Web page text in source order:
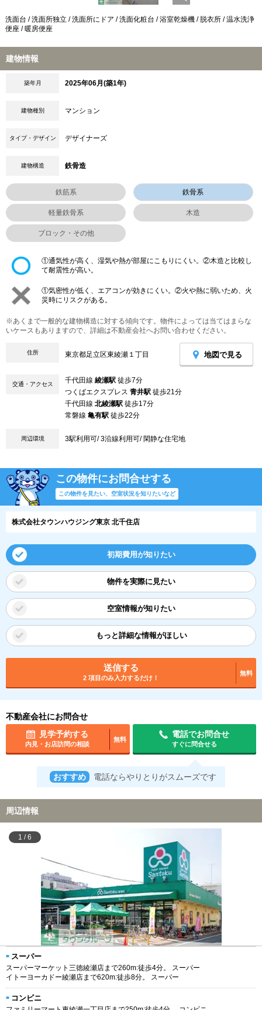
洗面台 / 洗面所独立 / 洗面所にドア / 洗面化粧台 / 浴室乾燥機 / 脱衣所 / 温水洗浄
便座 / 暖房便座
建物情報
築年月 2025年06月(築1年)
建物種別 マンション
タイプ・デザイン デザイナーズ
建物構造 鉄骨造
鉄筋系 鉄骨系
軽量鉄骨系 木造
ブロック・その他
①通気性が高く、湿気や熱が部屋にこもりにくい。②木造と比較し
て耐震性が高い。
①気密性が低く、エアコンが効きにくい。②火や熱に弱いため、火
災時にリスクがある。
※あくまで一般的な建物構造に対する傾向です。物件によっては当てはまらな
いケースもありますので、詳細は不動産会社へお問い合わせください。
住所 東京都足立区東綾瀬１丁目 地図で見る
交通・アクセス 千代田線 綾瀬駅 徒歩7分
つくばエクスプレス 青井駅 徒歩21分
千代田線 北綾瀬駅 徒歩17分
常磐線 亀有駅 徒歩22分
周辺環境 3駅利用可/ 3沿線利用可/ 閑静な住宅地
この物件にお問合せする
この物件を見たい、空室状況を知りたいなど
株式会社タウンハウジング東京 北千住店
初期費用が知りたい
物件を実際に見たい
空室情報が知りたい
もっと詳細な情報がほしい
送信する
2 項目のみ入力するだけ！
無料
不動産会社にお問合せ
見学予約する
内見・お店訪問の相談
無料
電話でお問合せ
すぐに問合せる
おすすめ 電話ならやりとりがスムーズです
周辺情報
1 /6
スーパー
スーパーマーケット三徳綾瀬店まで260m:徒歩4分。 スーパー
イトーヨーカドー綾瀬店まで620m:徒歩8分。 スーパー
コンビニ